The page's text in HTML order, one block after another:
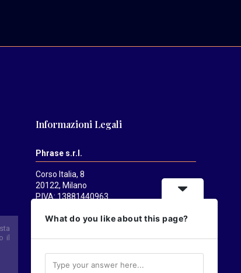
Informazioni Legali
Phrase s.r.l.
Corso Italia, 8
20122, Milano
P.IVA: 13881440963
Mediatrendsè una testata registrata
Direttore responsabile:Alessandro
Direttore editoriale:Carlo Castorina
What do you like about this page?